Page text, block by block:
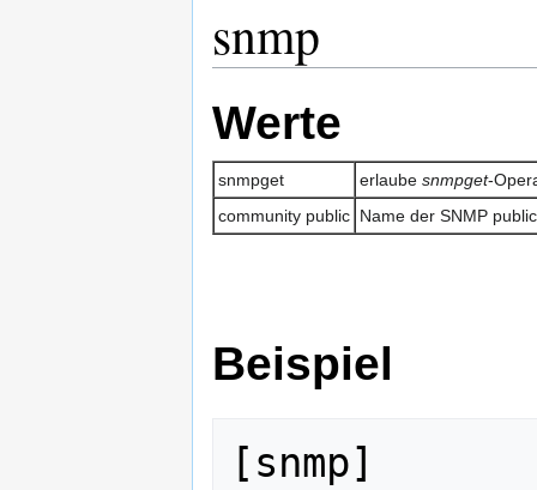
snmp
Werte
snmpget erlaube snmpget-
community public Name der SNMP
Beispiel
[snmp]